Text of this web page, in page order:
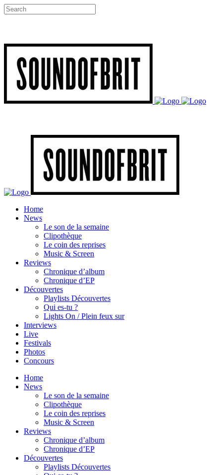
Home
News
Le son de la semaine
Clipothèque
Le coin des reprises
Music & Screen
Reviews
Chronique d’album
Chronique d’EP
Découvertes
Playlists Découvertes
Qui es-tu ?
Lights On / Plein feux sur
Interviews
Live
Festivals
Photos
Concours
Home
News
Le son de la semaine
Clipothèque
Le coin des reprises
Music & Screen
Reviews
Chronique d’album
Chronique d’EP
Découvertes
Playlists Découvertes